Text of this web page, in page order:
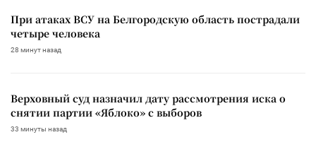
При атаках ВСУ на Белгородскую область пострадали
четыре человека
28 минут назад
Верховный суд назначил дату рассмотрения иска о
снятии партии «Яблоко» с выборов
33 минуты назад